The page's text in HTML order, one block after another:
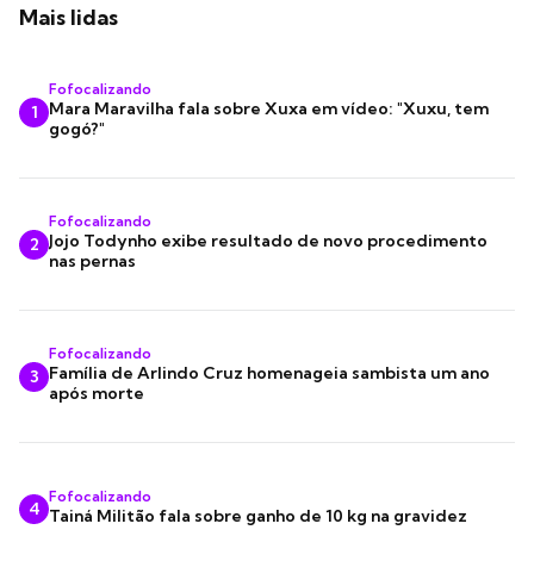
Mais lidas
1
Fofocalizando
Mara Maravilha fala sobre Xuxa em vídeo: "Xuxu, tem
gogó?"
2
Fofocalizando
Jojo Todynho exibe resultado de novo procedimento
nas pernas
3
Fofocalizando
Família de Arlindo Cruz homenageia sambista um ano
após morte
4
Fofocalizando
Tainá Militão fala sobre ganho de 10 kg na gravidez